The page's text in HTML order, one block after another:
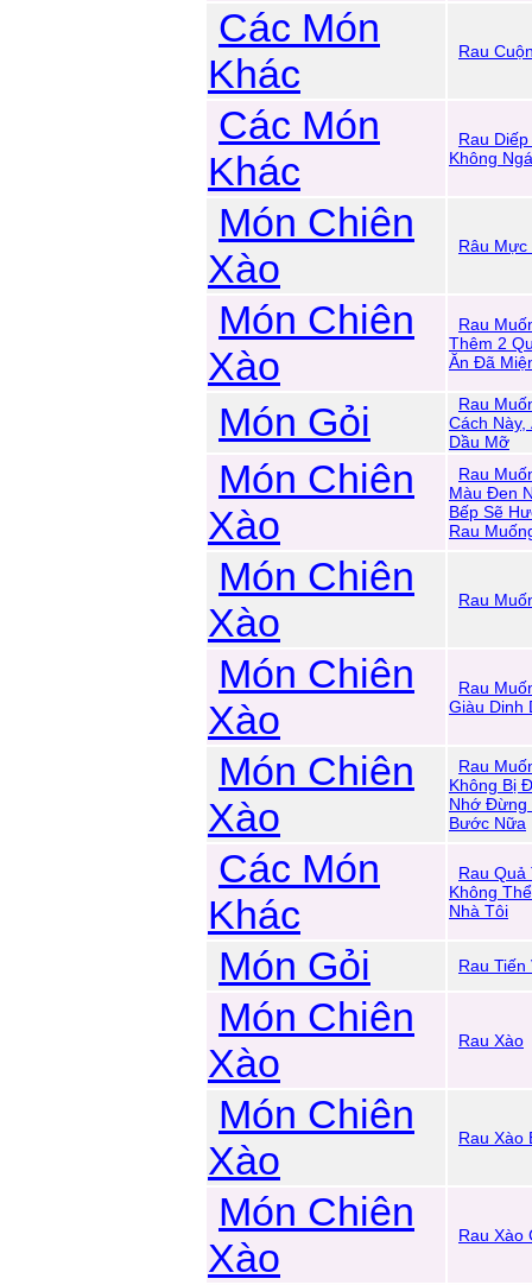
Các Món
Khác
Rau
Các Món
Khác
Rau
Không
Món Chiên
Xào
Râu Mực
Món Chiên
Xào
Rau
Thêm 2
Ăn Đã
Món Gỏi
Rau
Cách
Dầu Mỡ
Món Chiên
Xào
Rau
Màu Đen
Bếp Sẽ
Rau
Món Chiên
Xào
Rau
Món Chiên
Xào
Rau
Giàu Dinh
Món Chiên
Xào
Rau
Không Bị
Nhớ Đừng
Bước Nữa
Các Món
Khác
Rau Quả
Không
Nhà Tôi
Món Gỏi Rau Tiến
Món Chiên
Xào
Rau Xào
Món Chiên
Xào
Rau Xào
Món Chiên
Xào
Rau Xào